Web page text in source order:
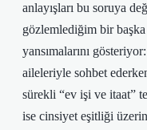
anlayışları bu soruya
gözlemlediğim bir
yansımalarını
aileleriyle sohbet
sürekli “ev işi ve itaat”
ise cinsiyet eşitliği